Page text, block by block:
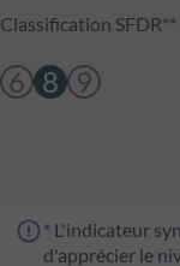
Classification SFDR**
6 8 9
* L'indicateur
d'apprécier le